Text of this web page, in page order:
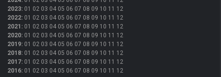
2023: 01 02 03 04 05 06 07 08 09 10 11 12
2022: 01 02 03 04 05 06 07 08 09 10 11 12
2021 : 01 02 03 04 05 06 07 08 09 10 11 12
2020: 01 02 03 04 05 06 07 08 09 10 11 12
2019: 01 02 03 04 05 06 07 08 09 10 11 12
2018: 01 02 03 04 05 06 07 08 09 10 11 12
2017: 01 02 03 04 05 06 07 08 09 10 11 12
2016: 01 02 03 04 05 06 07 08 09 10 11 12